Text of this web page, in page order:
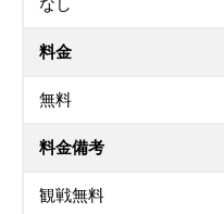
なし
料金
無料
料金備考
観戦無料